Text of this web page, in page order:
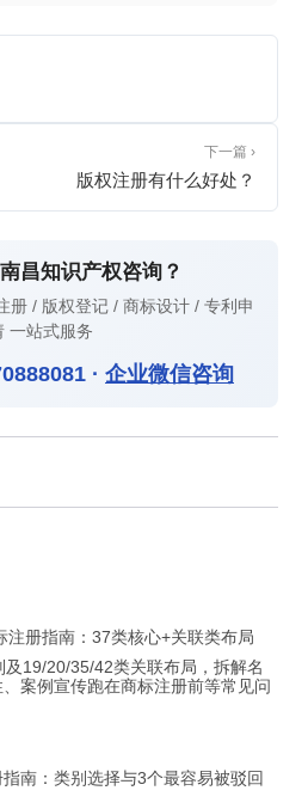
下一篇 ›
版权注册有什么好处？
昌知识产权咨询？
册 / 版权登记 / 商标设计 / 专利申
一站式服务
· 企业微信咨询
注册指南：37类核心+关联类布局
19/20/35/42类关联布局，拆解名
案例宣传跑在商标注册前等常见问
南：类别选择与3个最容易被驳回